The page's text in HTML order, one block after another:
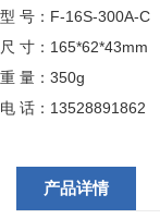
型 号：F-16S-300A-C
尺 寸：165*62*43mm
重 量：350g
电 话：13528891862
产品详情